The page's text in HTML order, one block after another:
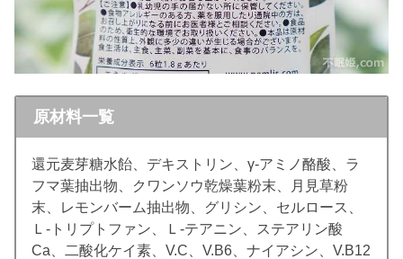
原材料一覧
還元麦芽糖水飴、デキストリン、γ-アミノ酪酸、ラ
フマ葉抽出物、クワンソウ乾燥葉粉末、月見草粉
末、レモンバーム抽出物、グリシン、セルロース、
Ｌ-トリプトファン、Ｌ-テアニン、ステアリン酸
Ca、二酸化ケイ素、V.C、V.B6、ナイアシン、V.B12